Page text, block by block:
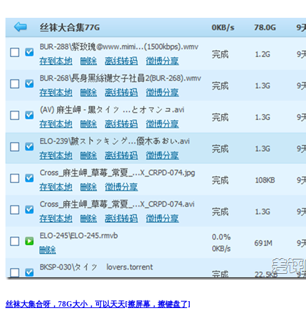
丝袜大集合呀，78G大小，可以天天[擦屏幕，擦键盘了]